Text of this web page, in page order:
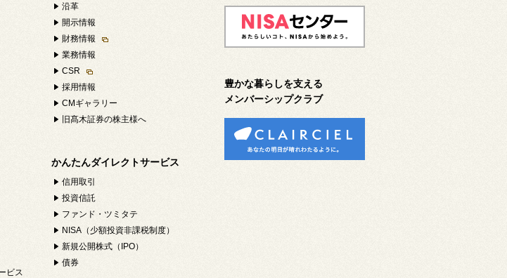
ビス
沿革
開示情報
財務情報
業務情報
CSR
採用情報
CMギャラリー
旧髙木証券の株主様へ
かんたんダイレクトサービス
信用取引
投資信託
ファンド・ツミタテ
NISA（少額投資非課税制度）
新規公開株式（IPO）
債券
豊かな暮らしを支える
メンバーシップクラブ